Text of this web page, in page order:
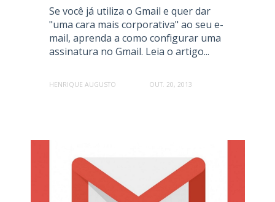
Se você já utiliza o Gmail e quer dar
"uma cara mais corporativa" ao seu e-
mail, aprenda a como configurar uma
assinatura no Gmail. Leia o artigo...
HENRIQUE AUGUSTO OUT. 20, 2013